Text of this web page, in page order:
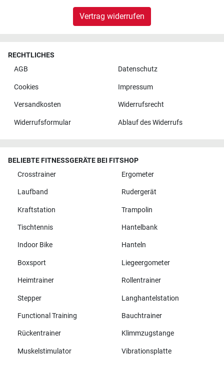
Vertrag widerrufen
RECHTLICHES
AGB
Datenschutz
Cookies Impressum
Versandkosten Widerrufsrecht
Widerrufsformular Ablauf des Widerrufs
BELIEBTE FITNESSGERÄTE BEI FITSHOP
Crosstrainer
Ergometer
Laufband Rudergerät
Kraftstation Trampolin
Tischtennis Hantelbank
Indoor Bike Hanteln
Boxsport Liegeergometer
Heimtrainer Rollentrainer
Stepper Langhantelstation
Functional Training Bauchtrainer
Rückentrainer Klimmzugstange
Muskelstimulator Vibrationsplatte